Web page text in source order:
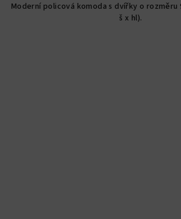
z
5
Moderní policová komoda s dvířky o rozměru
š x hl).